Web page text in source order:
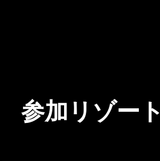
参加リゾート